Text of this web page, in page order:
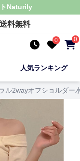
Naturily
料無料
0 0
人気ランキング
ル2wayオフショルダー